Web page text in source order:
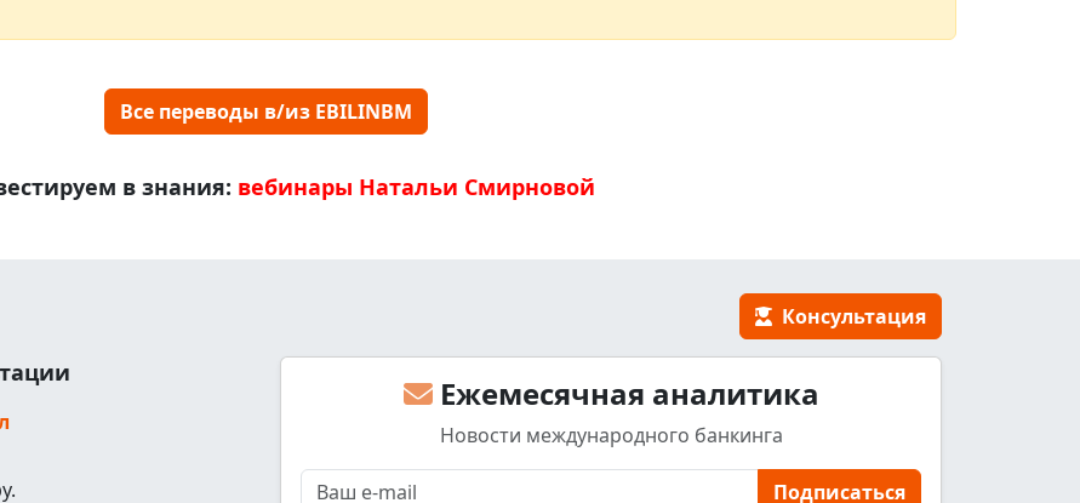
Все переводы в/из EBILINBM
в знания: вебинары Натальи Смирновой
Консультация
Ежемесячная аналитика
Новости международного банкинга
Подписаться